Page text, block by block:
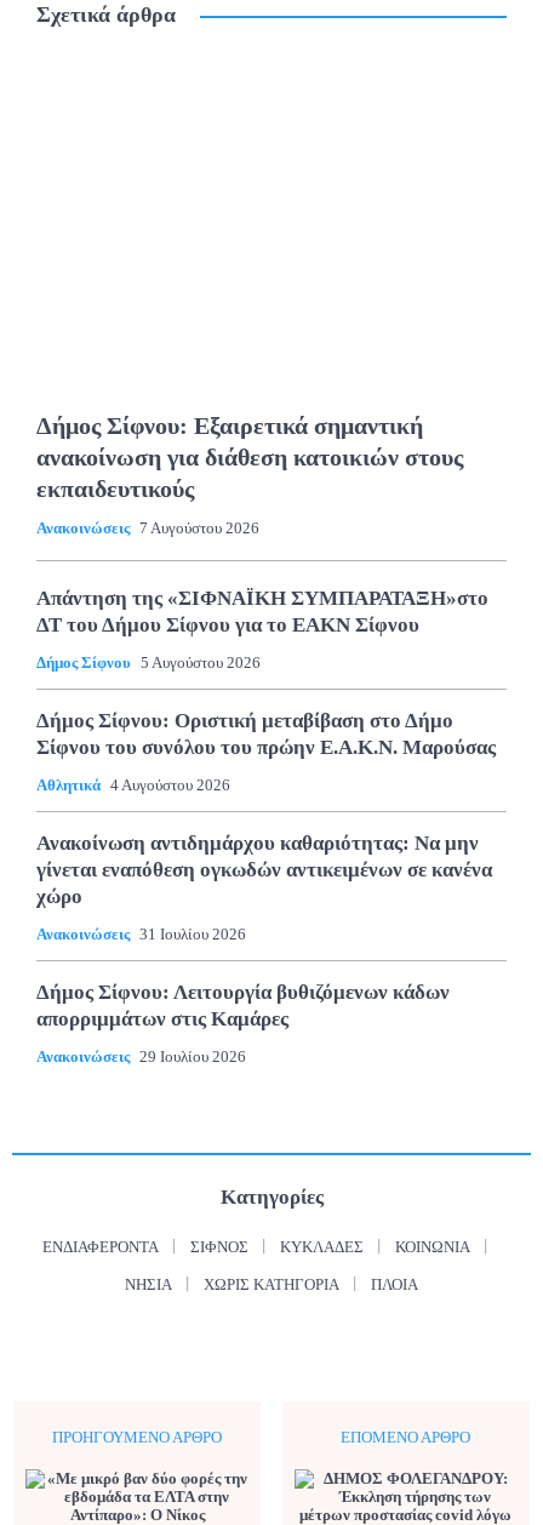
Σχετικά άρθρα
Δήμος Σίφνου: Εξαιρετικά σημαντική
ανακοίνωση για διάθεση κατοικιών στους
εκπαιδευτικούς
Ανακοινώσεις 7 Αυγούστου 2026
Απάντηση της «ΣΙΦΝΑΪΚΗ ΣΥΜΠΑΡΑΤΑΞΗ»στο
ΔΤ του Δήμου Σίφνου για το ΕΑΚΝ Σίφνου
Δήμος Σίφνου 5 Αυγούστου 2026
Δήμος Σίφνου: Οριστική μεταβίβαση στο Δήμο
Σίφνου του συνόλου του πρώην Ε.Α.Κ.Ν. Μαρούσας
Αθλητικά 4 Αυγούστου 2026
Ανακοίνωση αντιδημάρχου καθαριότητας: Να μην
γίνεται εναπόθεση ογκωδών αντικειμένων σε κανένα
χώρο
Ανακοινώσεις 31 Ιουλίου 2026
Δήμος Σίφνου: Λειτουργία βυθιζόμενων κάδων
απορριμμάτων στις Καμάρες
Ανακοινώσεις 29 Ιουλίου 2026
Κατηγορίες
ΕΝΔΙΑΦΈΡΟΝΤΑ ΣΊΦΝΟΣ ΚΥΚΛΆΔΕΣ ΚΟΙΝΩΝΊΑ
ΝΗΣΙΆ ΧΩΡΊΣ ΚΑΤΗΓΟΡΊΑ ΠΛΟΊΑ
ΠΡΟΗΓΟΎΜΕΝΟ ΆΡΘΡΟ ΕΠΌΜΕΝΟ ΆΡΘΡΟ